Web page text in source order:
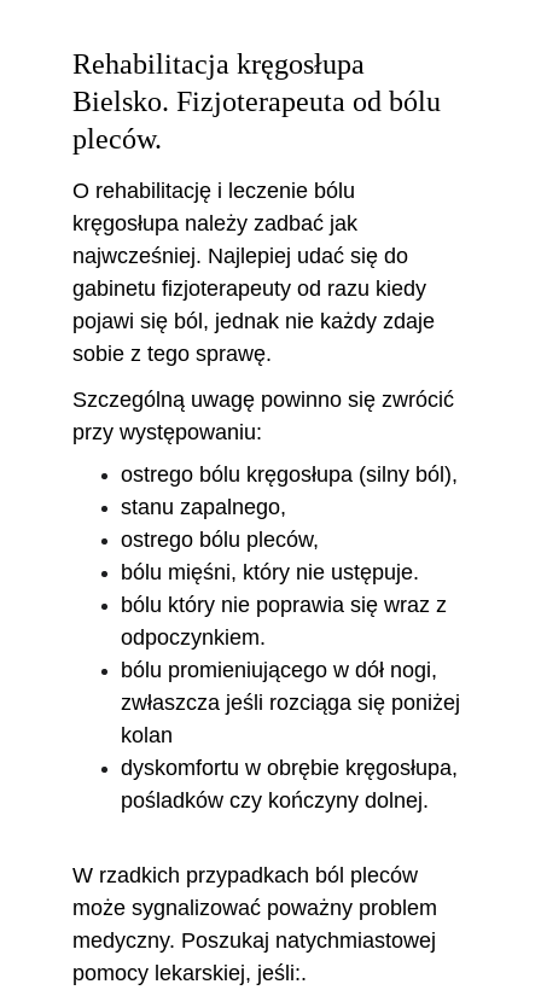
Rehabilitacja kręgosłupa
Bielsko. Fizjoterapeuta od bólu
pleców.
O rehabilitację i leczenie bólu
kręgosłupa należy zadbać jak
najwcześniej. Najlepiej udać się do
gabinetu fizjoterapeuty od razu kiedy
pojawi się ból, jednak nie każdy zdaje
sobie z tego sprawę.
Szczególną uwagę powinno się zwrócić
przy występowaniu:
ostrego bólu kręgosłupa (silny ból),
stanu zapalnego,
ostrego bólu pleców,
bólu mięśni, który nie ustępuje.
bólu który nie poprawia się wraz z
odpoczynkiem.
bólu promieniującego w dół nogi,
zwłaszcza jeśli rozciąga się poniżej
kolan
dyskomfortu w obrębie kręgosłupa,
pośladków czy kończyny dolnej.
W rzadkich przypadkach ból pleców
może sygnalizować poważny problem
medyczny. Poszukaj natychmiastowej
pomocy lekarskiej, jeśli:.